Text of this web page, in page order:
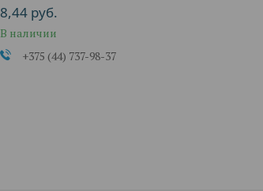
8,44 руб.
В наличии
+375 (44) 737-98-37